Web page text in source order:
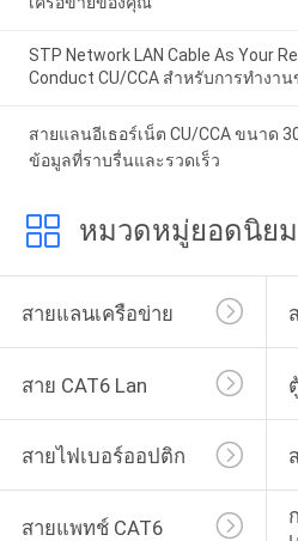
STP Network LAN Cable As Your
Conduct CU/CCA สําหรับการทํางา
สายแลนอีเธอร์เน็ต CU/CCA ขนาด
ข้อมูลที่ราบรื่นและรวดเร็ว
หมวดหมู่ยอดนิยม
สายแลนเครือข่าย
สาย CAT6 Lan
สายไฟเบอร์ออปติก
สายแพทช์ CAT6